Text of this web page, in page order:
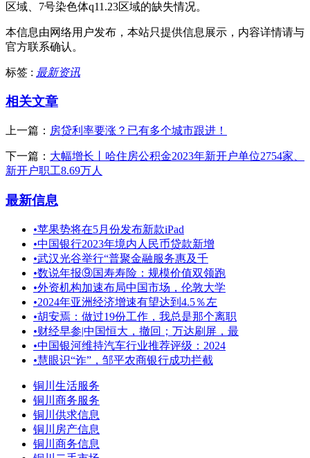
区域、7号染色体q11.23区域的缺失情况。
本信息由网络用户发布， 本站只提供信息展示，内容详情请与
官方联系确认。
标签 : 最新资讯
相关文章
上一篇： 房贷利率要涨？已有多个城市跟进！
下一篇： 大幅增长丨哈住房公积金2023年新开户单位2754家、
新开户职工8.69万人
最新信息
•苹果势将在5月份发布新款iPad
•中国银行2023年境内人民币贷款新增
•武汉光谷举行“普聚金融服务惠及千
•数说年报⑨国寿寿险：规模价值双领跑
•外资机构加速布局中国市场，伦敦大学
•2024年亚洲经济增速有望达到4.5％左
•胡安焉：做过19份工作，我总是那个离职
•财经早参|中国恒大，撤回；万达刷屏，最
•中国银河维持汽车行业推荐评级：2024
•慧眼识“诈”，邹平农商银行成功拦截
铜川生活服务
铜川商务服务
铜川供求信息
铜川房产信息
铜川商务信息